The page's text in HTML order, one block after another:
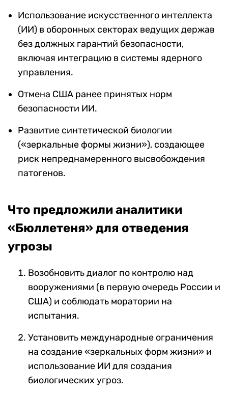
Использование искусственного интеллекта
(ИИ) в оборонных секторах ведущих держав
без должных гарантий безопасности,
включая интеграцию в системы ядерного
управления.
Отмена США ранее принятых норм
безопасности ИИ.
Развитие синтетической биологии
(«зеркальные формы жизни»), создающее
риск непреднамеренного высвобождения
патогенов.
Что предложили аналитики
«Бюллетеня» для отведения
угрозы
Возобновить диалог по контролю над
вооружениями (в первую очередь России и
США) и соблюдать моратории на
испытания.
Установить международные ограничения
на создание «зеркальных форм жизни» и
использование ИИ для создания
биологических угроз.